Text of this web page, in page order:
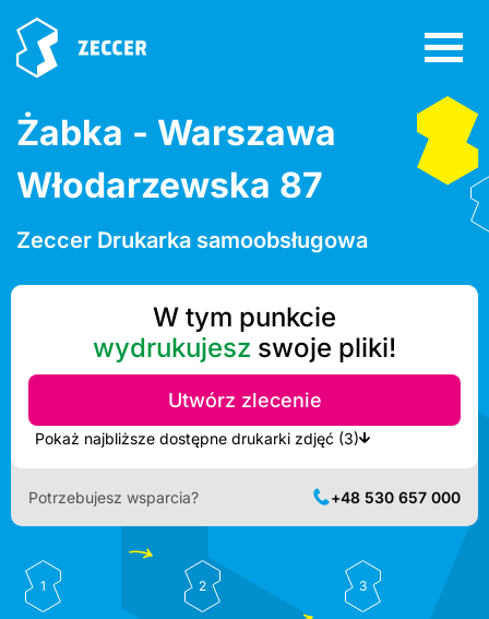
Żabka - Warszawa
Włodarzewska 87
Zeccer Drukarka samoobsługowa
W tym punkcie
wydrukujesz swoje pliki!
Utwórz zlecenie
Pokaż najbliższe dostępne drukarki zdjęć (3)
Potrzebujesz wsparcia? +48 530 657 000
1 2 3